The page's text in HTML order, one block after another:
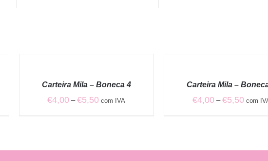
Carteira Mila – Boneca 4
€4,00 – €5,50 Price
€5,50
com IVA
Carteira Mila –
€4,00 – €5,50Price
€5,50
com